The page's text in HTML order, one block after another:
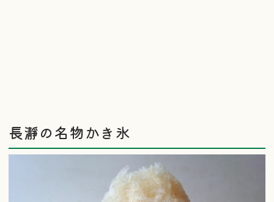
長瀞の名物かき氷